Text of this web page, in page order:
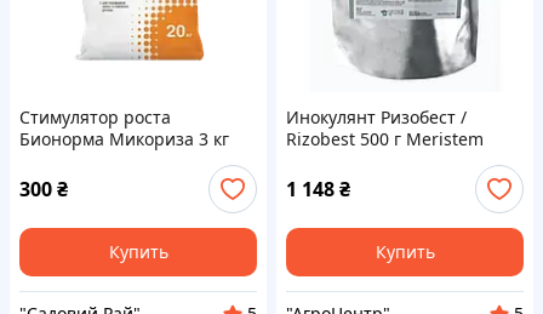
Стимулятор роста
Бионорма Микориза 3 кг
Украина
300₴
Купить
Инокулянт Ризобест /
Rizobest 500 г Meristem
1 148₴
Купить